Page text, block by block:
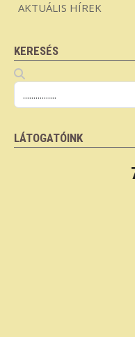
AKTUÁLIS HÍREK
KERESÉS
LÁTOGATÓINK